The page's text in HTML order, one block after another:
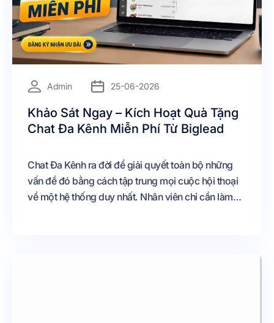
Admin 25-06-2026
Khảo Sát Ngay – Kích Hoạt Quà Tặng
Chat Đa Kênh Miễn Phí Từ Biglead
Chat Đa Kênh ra đời để giải quyết toàn bộ những
vấn đề đó bằng cách tập trung mọi cuộc hội thoại
về một hệ thống duy nhất. Nhân viên chỉ cần làm